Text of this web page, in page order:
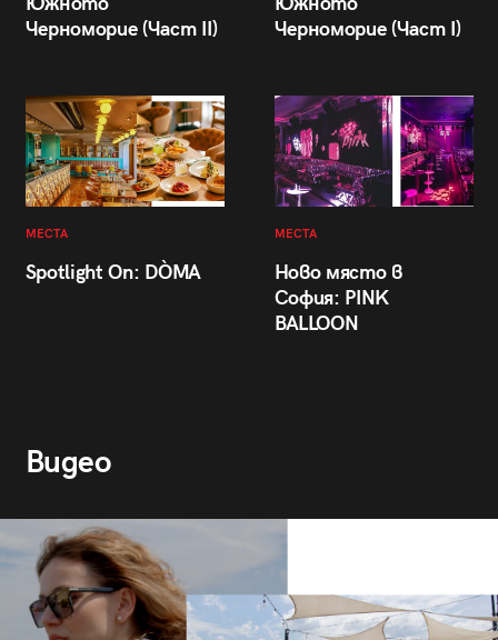
Черноморие (Част II)
Черноморие (Част I)
МЕСТА
Spotlight On: DÒMA
МЕСТА
Ново място в
София: PINK
BALLOON
Видео